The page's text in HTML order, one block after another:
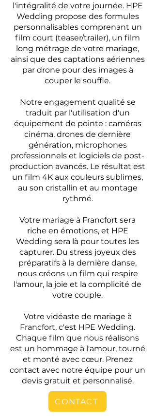
l'intégralité de votre journée. HPE
Wedding propose des formules
personnalisables comprenant un
film court (teaser/trailer), un film
long métrage de votre mariage,
ainsi que des captations aériennes
par drone pour des images à
couper le souffle.
Notre engagement qualité se
traduit par l'utilisation d'un
équipement de pointe : caméras
cinéma, drones de dernière
génération, microphones
professionnels et logiciels de post-
production avancés. Le résultat est
un film 4K aux couleurs sublimes,
au son cristallin et au montage
rythmé.
Votre mariage à Francfort sera
riche en émotions, et HPE
Wedding sera là pour toutes les
capturer. Du stress joyeux des
préparatifs à la dernière danse,
nous créons un film qui respire
l'amour, la joie et la complicité de
votre couple.
Votre vidéaste de mariage à
Francfort, c'est HPE Wedding.
Chaque film que nous réalisons
est un hommage à l'amour, tourné
et monté avec cœur. Prenez
contact avec notre équipe pour un
devis gratuit et personnalisé.
CONTACT